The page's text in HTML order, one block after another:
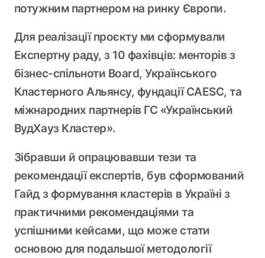
потужним партнером на ринку Європи.
Для реалізації проєкту ми сформували
Експертну раду, з 10 фахівців: менторів з
бізнес-спільноти Board, Українського
Кластерного Альянсу, фундації CAESC, та
міжнародних партнерів ГС «Український
ВудХауз Кластер».
Зібравши й опрацювавши тези та
рекомендації експертів, був сформований
Гайд з формування кластерів в Україні з
практичними рекомендаціями та
успішними кейсами, що може стати
основою для подальшої методології